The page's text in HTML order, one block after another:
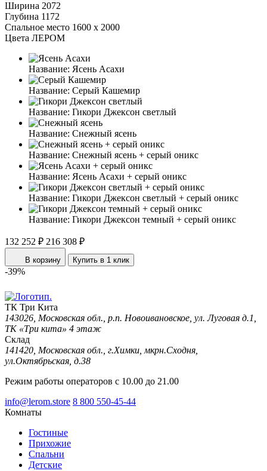
Ширина 2072
Глубина 1172
Спальное место 1600 x 2000
Цвета ЛЕРОМ
Название: Ясень Асахи
Название: Серый Кашемир
Название: Гикори Джексон светлый
Название: Снежный ясень
Название: Снежный ясень + серый оникс
Название: Ясень Асахи + серый оникс
Название: Гикори Джексон светлый + серый оникс
Название: Гикори Джексон темный + серый оникс
132 252 ₽ 216 308 ₽
В корзину Купить в 1 клик
-39%
ТК Три Кита
143026, Московская обл., р.п. Новоивановское, ул. Луговая д.1,
ТК «Три кита» 4 этаж
Склад
141420, Московская обл., г.Химки, мкрн.Сходня,
ул.Октябрьская, д.38
Режим работы операторов с 10.00 до 21.00
info@lerom.store 8 800 550-45-44
Комнаты
Гостиные
Прихожие
Спальни
Детские